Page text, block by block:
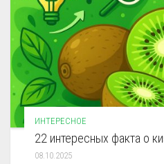
ИНТЕРЕСНОЕ
22 интересных факта о
08.10.2025